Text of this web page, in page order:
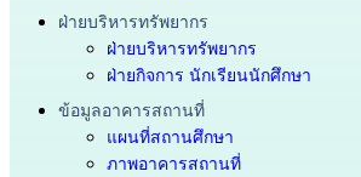
ฝ่ายบริหารทรัพยากร
ฝ่ายบริหารทรัพยากร
ฝ่ายกิจการ นักเรียนนักศึกษา
ข้อมูลอาคารสถานที่
แผนที่สถานศึกษา
ภาพอาคารสถานที่